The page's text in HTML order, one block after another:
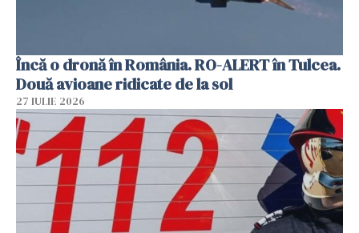
Încă o dronă în România. RO-ALERT în Tulcea.
Două avioane ridicate de la sol
27 IULIE 2026